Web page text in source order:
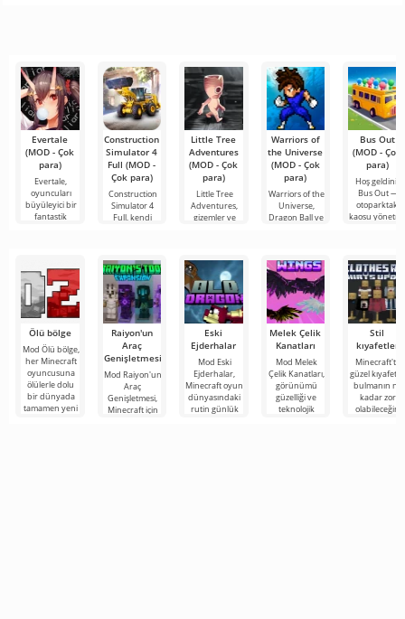
sağlayan
Evertale
(MOD - Çok
para)
Evertale,
oyuncuları
büyüleyici bir
fantastik
Construction
Simulator 4
Full (MOD -
Çok para)
Construction
Simulator 4
Full, kendi
Little Tree
Adventures
(MOD - Çok
para)
Little Tree
Adventures,
gizemler ve
Warriors of
the Universe
(MOD - Çok
para)
Warriors of the
Universe,
Dragon Ball ve
Bus Out
(MOD - Çok
para)
Hoş geldiniz
Bus Out —
otoparktaki
kaosu
Ölü bölge
Mod Ölü bölge,
her Minecraft
oyuncusuna
ölülerle dolu
bir dünyada
tamamen yeni
Raiyon'un
Araç
Genişletmesi
Mod Raiyon'un
Araç
Genişletmesi,
Minecraft için
Eski
Ejderhalar
Mod Eski
Ejderhalar,
Minecraft oyun
dünyasındaki
rutin günlük
Melek Çelik
Kanatları
Mod Melek
Çelik Kanatları,
görünümü
güzelliği ve
teknolojik
Stil
kıyafetler
Minecraft'ta
güzel
bulmanın ne
kadar zor
olabileceğini